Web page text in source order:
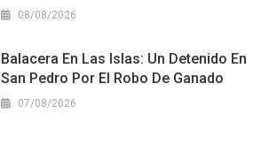
08/08/2026
Balacera En Las Islas: Un Detenido En
San Pedro Por El Robo De Ganado
07/08/2026